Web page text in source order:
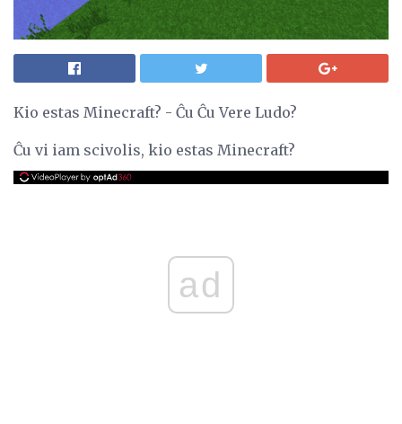
Kio estas Minecraft? - Ĉu Ĉu Vere Ludo?
Ĉu vi iam scivolis, kio estas Minecraft?
ad